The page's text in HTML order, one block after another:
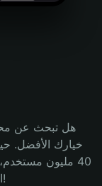
هل تبحث عن
على محفظة Bitget Wallet. ابدأ رحلتك الآن!